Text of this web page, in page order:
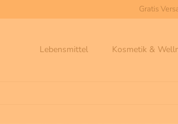
Gratis
Lebensmittel Kosmetik &